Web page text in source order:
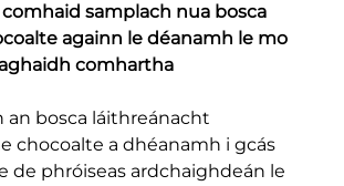
samplach nua bosca
againn le déanamh le mo
comhartha
an bosca láithreánacht
chocoalte a dhéanamh i gcás
de phróiseas ardchaighdeán le